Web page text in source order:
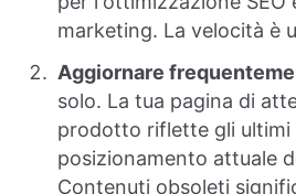
marketing. La velocità è
Aggiornare
solo. La tua pagina di
prodotto riflette gli ultimi
posizionamento attuale
Contenuti obsoleti